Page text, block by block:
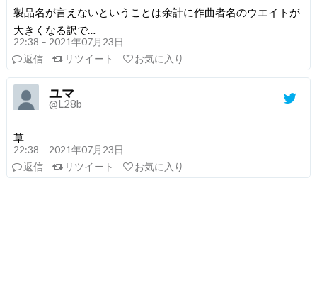
製品名が言えないということは余計に作曲者名のウエイトが
大きくなる訳で…
22:38 – 2021年07月23日
返信
リツイート お気に入り
ユマ
@L28b
草
22:38 – 2021年07月23日
返信
リツイート お気に入り